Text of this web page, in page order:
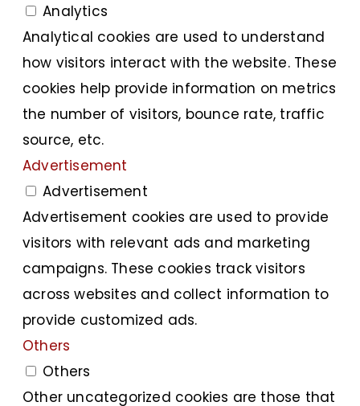
Analytics
Analytical cookies are used to understand
how visitors interact with the website. These
cookies help provide information on metrics
the number of visitors, bounce rate, traffic
source, etc.
Advertisement
Advertisement
Advertisement cookies are used to provide
visitors with relevant ads and marketing
campaigns. These cookies track visitors
across websites and collect information to
provide customized ads.
Others
Others
Other uncategorized cookies are those that